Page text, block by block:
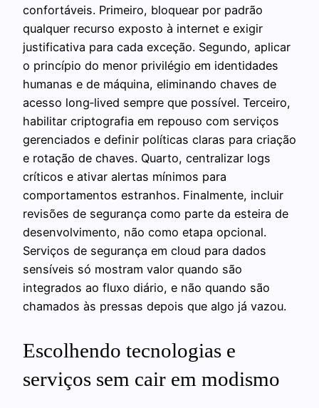
confortáveis. Primeiro, bloquear por padrão
qualquer recurso exposto à internet e exigir
justificativa para cada exceção. Segundo, aplicar
o princípio do menor privilégio em identidades
humanas e de máquina, eliminando chaves de
acesso long‑lived sempre que possível. Terceiro,
habilitar criptografia em repouso com serviços
gerenciados e definir políticas claras para criação
e rotação de chaves. Quarto, centralizar logs
críticos e ativar alertas mínimos para
comportamentos estranhos. Finalmente, incluir
revisões de segurança como parte da esteira de
desenvolvimento, não como etapa opcional.
Serviços de segurança em cloud para dados
sensíveis só mostram valor quando são
integrados ao fluxo diário, e não quando são
chamados às pressas depois que algo já vazou.
Escolhendo tecnologias e
serviços sem cair em modismo